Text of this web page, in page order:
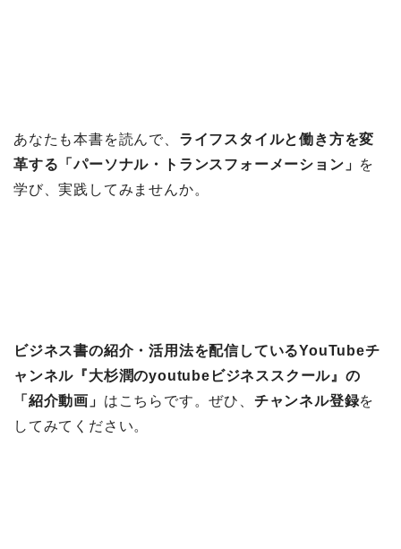
あなたも本書を読んで、 ライフスタイルと働き方を変
革する「パーソナル・トランスフォーメーション」 を
学び、実践してみませんか。
ビジネス書の紹介・活用法を配信しているYouTubeチ
ャンネル『大杉潤のyoutubeビジネススクール』の
「紹介動画」 はこちらです。ぜひ、 チャンネル登録を
してみてください。